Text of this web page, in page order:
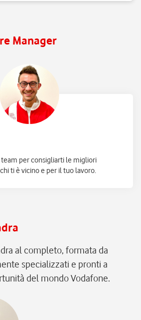
Manager
per consigliarti le migliori
ti è vicino e per il tuo lavoro.
al completo, formata da
specializzati e pronti a
del mondo Vodafone.